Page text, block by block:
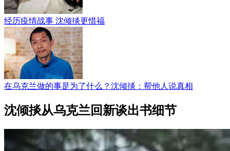
经历疫情战事 沈倾掞更惜福
在乌克兰做的事是为了什么？沈倾掞：帮他人说真相
沈倾掞从乌克兰回新谈出书细节